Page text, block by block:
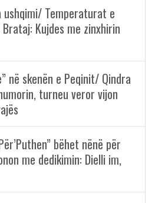
Temperaturat e
Kujdes me zinxhirin
në skenën e Peqinit/ Qindra
turneu veror vijon
bëhet nënë për
me dedikimin: Dielli im,